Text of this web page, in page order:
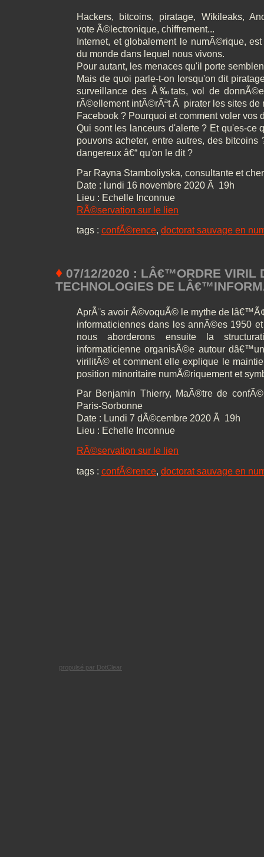
Hackers, bitcoins, piratage, Wikileaks,
vote Ã©lectronique, chiffrement...
Internet, et globalement le numÃ©rique,
du monde dans lequel nous vivons.
Pour autant, les menaces qu'il porte
Mais de quoi parle-t-on lorsqu'on dit
surveillance des Ã‰tats, vol de
rÃ©ellement intÃ©rÃªt Ã pirater les sites de
Facebook ? Pourquoi et comment voler vos
Qui sont les lanceurs d'alerte ? Et qu'es-ce
pouvons acheter, entre autres, des bitcoins
dangereux â€“ qu'on le dit ?
Par Rayna Stamboliyska, consultante et
Date : lundi 16 novembre 2020 Ã 19h
Lieu : Echelle Inconnue
RÃ©servation sur le lien
tags : confÃ©rence, doctorat sauvage en
♦ 07/12/2020 : LÂ€™ORDRE VIRIL
TECHNOLOGIES DE
AprÃ¨s avoir Ã©voquÃ© le mythe de
informaticiennes dans les annÃ©es 1950
nous aborderons ensuite la
informaticienne organisÃ©e autour
virilitÃ© et comment elle explique le
position minoritaire numÃ©riquement et
Par Benjamin Thierry, MaÃ®tre de
Paris-Sorbonne
Date : Lundi 7 dÃ©cembre 2020 Ã 19h
Lieu : Echelle Inconnue
RÃ©servation sur le lien
tags : confÃ©rence, doctorat sauvage en
propulsé par DotClear